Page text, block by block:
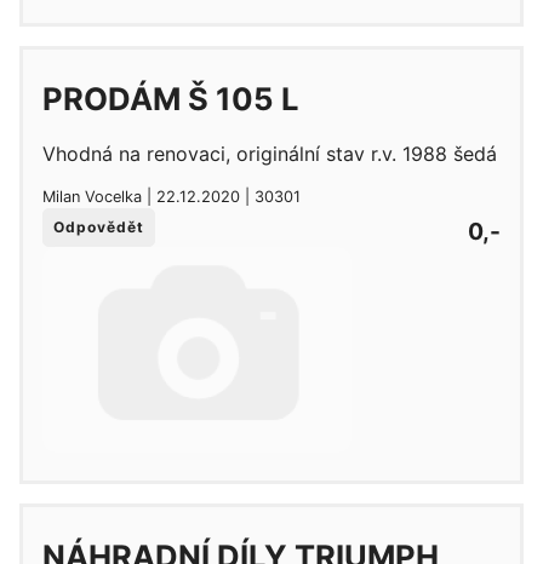
PRODÁM Š 105 L
Vhodná na renovaci, originální stav r.v. 1988 šedá
Milan Vocelka | 22.12.2020 | 30301
Odpovědět
0,-
NÁHRADNÍ DÍLY TRIUMPH